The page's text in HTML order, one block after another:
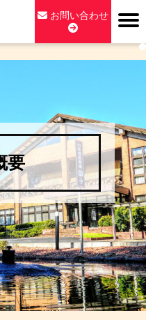
お問い合わせ
要